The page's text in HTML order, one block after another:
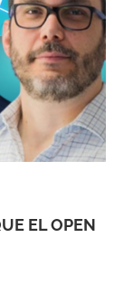
EL OPEN